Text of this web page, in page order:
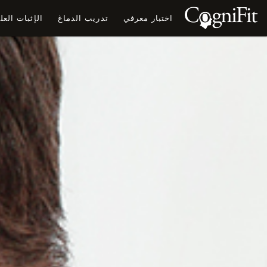
اختبار معرفي تدريب الدماغ الإثبات